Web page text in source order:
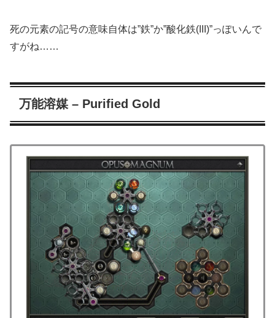
死の元素の記号の意味自体は”鉄”か”酸化鉄(III)”っぽいんで
すがね……
万能溶媒 – Purified Gold